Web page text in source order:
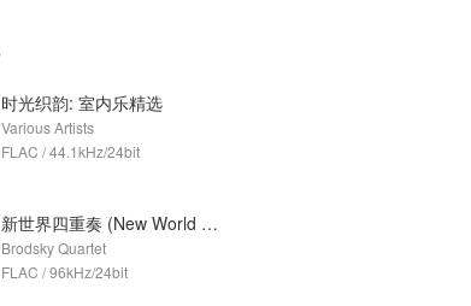
时光织韵: 室内乐精选
Various Artists
FLAC / 44.1kHz/24bit
新世界四重奏 (New World Quartets)
Brodsky Quartet
FLAC / 96kHz/24bit